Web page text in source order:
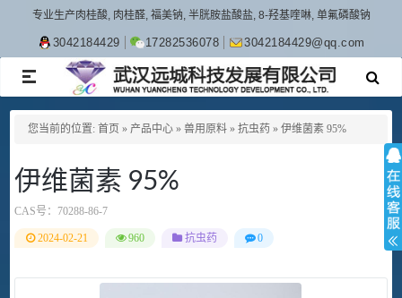
专业生产肉桂酸, 肉桂醛, 福美钠, 半胱胺盐酸盐, 8-羟基喹啉, 单氟磷酸钠
3042184429 17282536078 3042184429@qq.com
TOGGLE
NAVIGATION
您当前的位置: 首页 » 产品中心 » 兽用原料 » 抗虫药 » 伊维菌素 95%
伊维菌素 95%
CAS号： 70288-86-7
2024-02-21 960 抗虫药 0